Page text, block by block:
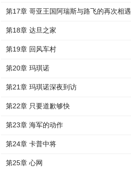
第17章 哥亚王国阿瑞斯与路飞的再次相遇
第18章 达旦之家
第19章 回风车村
第20章 玛琪诺
第21章 玛琪诺深夜到访
第22章 只要道歉够快
第23章 海军的动作
第24章 卡普中将
第25章 心网